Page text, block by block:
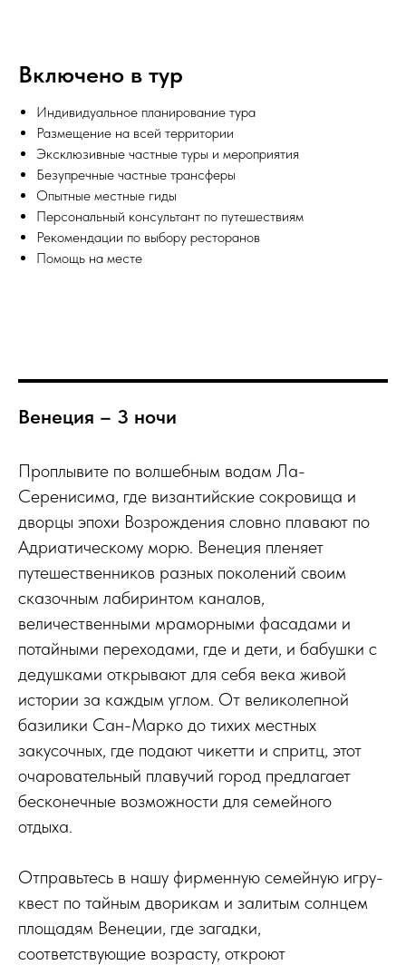
Включено в тур
Индивидуальное планирование тура
Размещение на всей территории
Эксклюзивные частные туры и мероприятия
Безупречные частные трансферы
Опытные местные гиды
Персональный консультант по путешествиям
Рекомендации по выбору ресторанов
Помощь на месте
Венеция – 3 ночи
Проплывите по волшебным водам Ла-
Серенисима, где византийские сокровища и
дворцы эпохи Возрождения словно плавают по
Адриатическому морю. Венеция пленяет
путешественников разных поколений своим
сказочным лабиринтом каналов,
величественными мраморными фасадами и
потайными переходами, где и дети, и бабушки с
дедушками открывают для себя века живой
истории за каждым углом. От великолепной
базилики Сан-Марко до тихих местных
закусочных, где подают чикетти и спритц, этот
очаровательный плавучий город предлагает
бесконечные возможности для семейного
отдыха.
Отправьтесь в нашу фирменную семейную игру-
квест по тайным дворикам и залитым солнцем
площадям Венеции, где загадки,
соответствующие возрасту, откроют